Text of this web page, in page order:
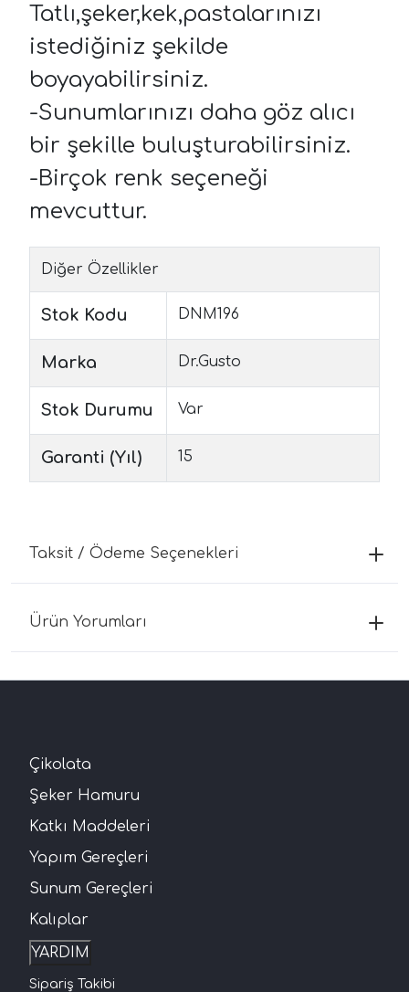
Tatlı,şeker,kek,pastalarınızı
istediğiniz şekilde
boyayabilirsiniz.
-Sunumlarınızı daha göz alıcı
bir şekille buluşturabilirsiniz.
-Birçok renk seçeneği
mevcuttur.
Diğer Özellikler
Stok Kodu DNM196
Marka Dr.Gusto
Stok Durumu Var
Garanti (Yıl) 15
Taksit / Ödeme Seçenekleri
Ürün Yorumları
Çikolata
Şeker Hamuru
Katkı Maddeleri
Yapım Gereçleri
Sunum Gereçleri
Kalıplar
YARDIM
Sipariş Takibi